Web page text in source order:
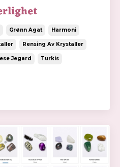
Grønn Agat Harmoni
Rensing Av Krystaller
Jegard Turkis